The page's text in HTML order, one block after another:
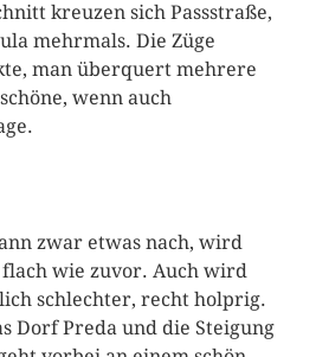
kreuzen sich Passstraße,
mehrmals. Die Züge
man überquert mehrere
wenn auch
zwar etwas nach, wird
wie zuvor. Auch wird
schlechter, recht holprig.
Dorf Preda und die Steigung